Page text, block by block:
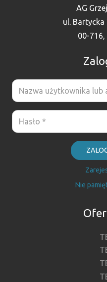
AG
ul. Bartycka
00-
Nie